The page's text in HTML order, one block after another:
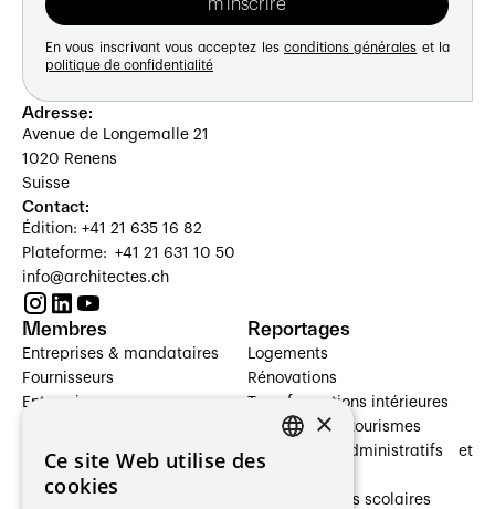
En vous inscrivant vous acceptez les conditions générales et la
politique de confidentialité
Adresse:
Avenue de Longemalle 21
1020 Renens
Suisse
Contact:
Édition: +41 21 635 16 82
Plateforme: +41 21 631 10 50
info@architectes.ch
Membres
Entreprises & mandataires
Fournisseurs
Entreprises
Architectes paysagistes
Architectes d'intérieur
Reportages
Logements
Rénovations
Transformations intérieures
Hôtelleries et tourismes
Bâtiments administratifs et
Établissements scolaires
×
Ce site Web utilise des
cookies